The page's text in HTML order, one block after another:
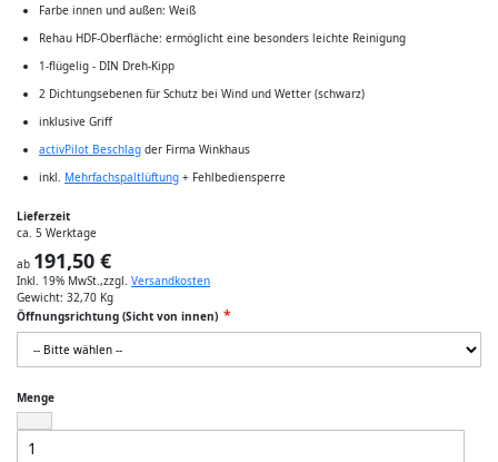
Farbe innen und außen: Weiß
Rehau HDF-Oberfläche: ermöglicht eine besonders leichte Reinigung
1-flügelig - DIN Dreh-Kipp
2 Dichtungsebenen für Schutz bei Wind und Wetter (schwarz)
inklusive Griff
activPilot Beschlag der Firma Winkhaus
inkl. Mehrfachspaltlüftung + Fehlbediensperre
Lieferzeit
ca. 5 Werktage
ab 191,50 €
Inkl. 19% MwSt.,zzgl. Versandkosten
Gewicht: 32,70 Kg
Öffnungsrichtung (Sicht von innen)
Menge